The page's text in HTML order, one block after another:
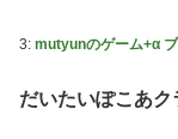
番組が最新
ぐらんぶる
ジャグラーやっ
今季もタイト
抱負を語る
3: mutyunのゲーム+α ブ
だいたいぽこあク